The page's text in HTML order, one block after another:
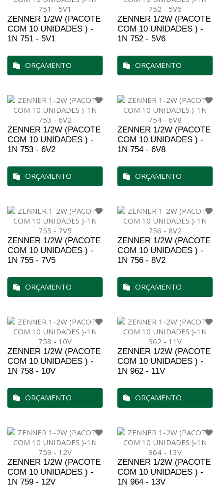
ZENNER 1/2W (PACOTE
COM 10 UNIDADES ) -
1N 751 - 5V1
ORÇAMENTO
ZENNER 1/2W (PACOTE
COM 10 UNIDADES ) -
1N 752 - 5V6
ORÇAMENTO
ZENNER 1/2W (PACOTE
COM 10 UNIDADES ) -
1N 753 - 6V2
ORÇAMENTO
ZENNER 1/2W (PACOTE
COM 10 UNIDADES ) -
1N 754 - 6V8
ORÇAMENTO
ZENNER 1/2W (PACOTE
COM 10 UNIDADES ) -
1N 755 - 7V5
ORÇAMENTO
ZENNER 1/2W (PACOTE
COM 10 UNIDADES ) -
1N 756 - 8V2
ORÇAMENTO
ZENNER 1/2W (PACOTE
COM 10 UNIDADES ) -
1N 758 - 10V
ORÇAMENTO
ZENNER 1/2W (PACOTE
COM 10 UNIDADES ) -
1N 962 - 11V
ORÇAMENTO
ZENNER 1/2W (PACOTE
COM 10 UNIDADES ) -
1N 759 - 12V
ZENNER 1/2W (PACOTE
COM 10 UNIDADES ) -
1N 964 - 13V